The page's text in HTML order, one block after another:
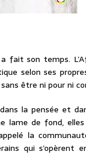
fait son temps.
selon ses
être ni pour ni
la pensée et
lame de fond,
la
qui s’opèrent